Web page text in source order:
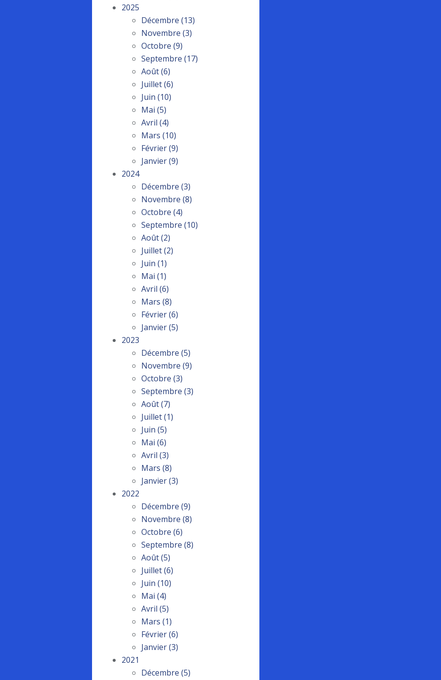
2025
Décembre (13)
Novembre (3)
Octobre (9)
Septembre (17)
Août(6)
Juillet(6)
Juin (10)
Mai (5)
Avril (4)
Mars (10)
Février(9)
Janvier(9)
2024
Décembre (3)
Novembre (8)
Octobre (4)
Septembre (10)
Août(2)
Juillet(2)
Juin (1)
Mai (1)
Avril (6)
Mars (8)
Février(6)
Janvier(5)
2023
Décembre (5)
Novembre (9)
Octobre (3)
Septembre (3)
Août(7)
Juillet(1)
Juin (5)
Mai (6)
Avril (3)
Mars (8)
Janvier(3)
2022
Décembre (9)
Novembre (8)
Octobre (6)
Septembre (8)
Août(5)
Juillet(6)
Juin (10)
Mai (4)
Avril (5)
Mars (1)
Février(6)
Janvier(3)
2021
Décembre (5)